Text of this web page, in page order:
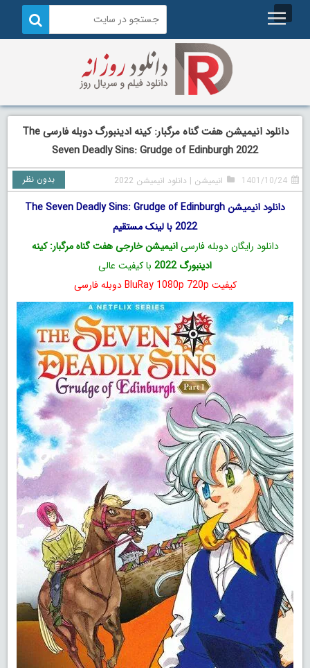
دانلود انیمیشن هفت گناه مرگبار: کینه ادینبورگ دوبله فارسی The
Seven Deadly Sins: Grudge of Edinburgh 2022
1401/10/24 انیمیشن | دانلود انیمیشن 2022 بدون نظر
دانلود انیمیشن The Seven Deadly Sins: Grudge of Edinburgh
2022 با لینک مستقیم
دانلود رایگان دوبله فارسیانیمیشن خارجی هفت گناه مرگبار: کینه
ادینبورگ 2022
با کیفیت عالی
کیفیت BluRay 1080p 720p دوبله فارسی